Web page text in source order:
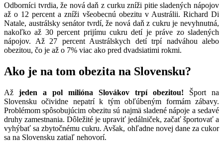
Odborníci tvrdia, že nová daň z curku zníži pitie sladených nápojov
až o 12 percent a zníži všeobecnú obezitu v Austrálii. Richard Di
Natale, austrálsky senátor tvrdí, že nová daň z cukru je nevyhnutná,
nakoľko až 30 percent prijímu cukru detí je práve zo sladených
nápojov. Až 27 percent Austrálskych detí trpí nadváhou alebo
obezitou, čo je až o 7% viac ako pred dvadsiatimi rokmi.
Ako je na tom obezita na Slovensku?
Až jeden a pol milióna Slovákov trpí obezitou! Šport na
Slovensku očividne nepatrí k tým obľúbeným formám zábavy.
Problémom spôsobujúcim obezitu sú najmä sladené nápoje a sedavé
druhy zamestnania. Dôležité je upraviť jedálniček, začať športovať a
vyhýbať sa zbytočnému cukru. Avšak, ohľadne novej dane za cukor
sa na Slovensku zatiaľ nehovorí.